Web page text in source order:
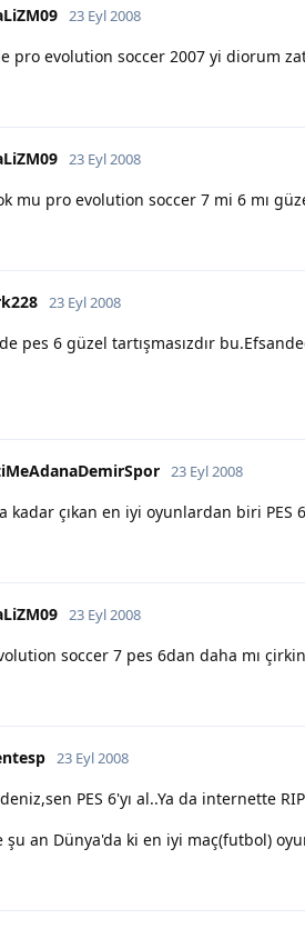
23 Eyl 2008
pro evolution soccer 2007 yi diorum
23 Eyl 2008
mu pro evolution soccer 7 mi 6 mı
23 Eyl 2008
pes 6 güzel tartışmasızdır
23 Eyl 2008
kadar çıkan en iyi oyunlardan biri PES
23 Eyl 2008
soccer 7 pes 6dan daha mı
23 Eyl 2008
PES 6'yı al..Ya da internette
şu an Dünya'da ki en iyi maç(futbol)